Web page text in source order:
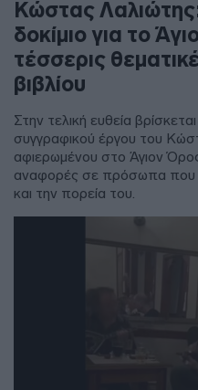
Κώστας
δοκίμιο για το
τέσσερις
βιβλίου
Στην τελική ευθεία
συγγραφικού έργου του
αφιερωμένου στο Άγιον
αναφορές σε πρόσωπα που
και την πορεία του.